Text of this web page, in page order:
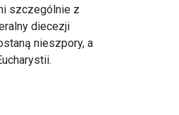
szczególnie z
diecezji
nieszpory, a